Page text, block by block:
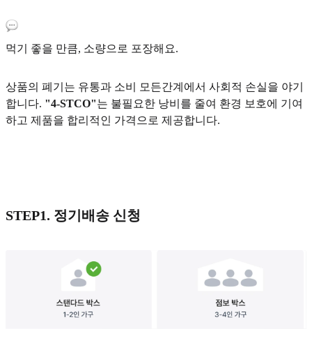
먹기 좋을 만큼, 소량으로 포장해요.
상품의 폐기는 유통과 소비 모든간계에서 사회적 손실을 야기
합니다. "4-STCO"는 불필요한 낭비를 줄여 환경 보호에 기여
하고 제품을 합리적인 가격으로 제공합니다.
STEP1. 정기배송 신청